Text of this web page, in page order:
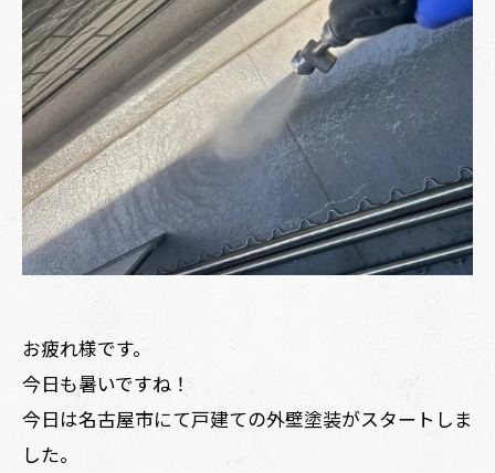
お疲れ様です。
今日も暑いですね！
今日は名古屋市にて戸建ての外壁塗装がスタートしま
した。